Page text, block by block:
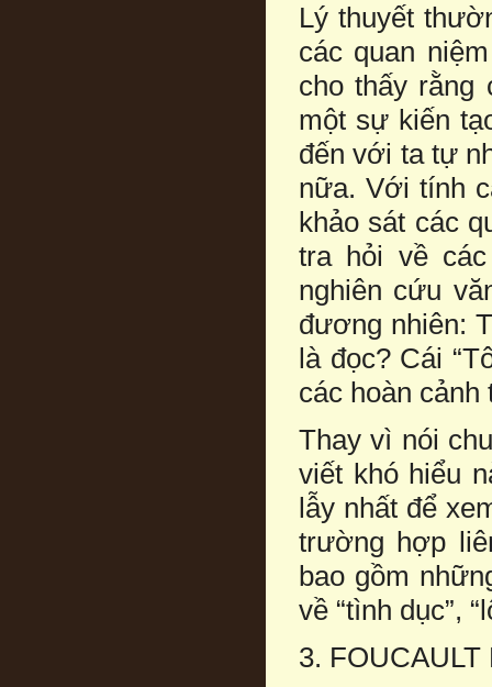
Lý thuyết
các quan
cho thấy
một sự kiến
đến với ta tự
nữa. Với tính
khảo sát các
tra hỏi về
nghiên cứu
đương nhiên:
là đọc? Cái
các hoàn
Thay vì nói
viết khó hiểu
lẫy nhất để
trường hợp
bao gồm
về “tình dục”,
3.